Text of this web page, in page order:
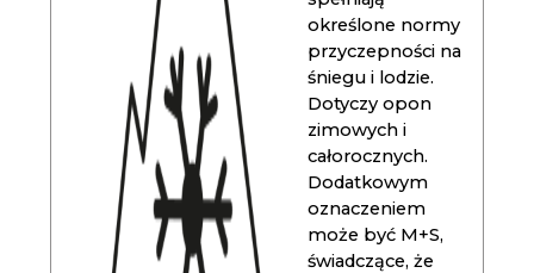
określone normy
przyczepności na
śniegu i lodzie.
Dotyczy opon
zimowych i
całorocznych.
Dodatkowym
oznaczeniem
może być M+S,
świadczące, że